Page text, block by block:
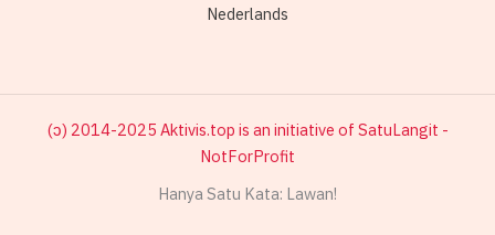
Nederlands
(ɔ) 2014-2025 Aktivis.top is an initiative of SatuLangit -
NotForProfit
Hanya Satu Kata: Lawan!